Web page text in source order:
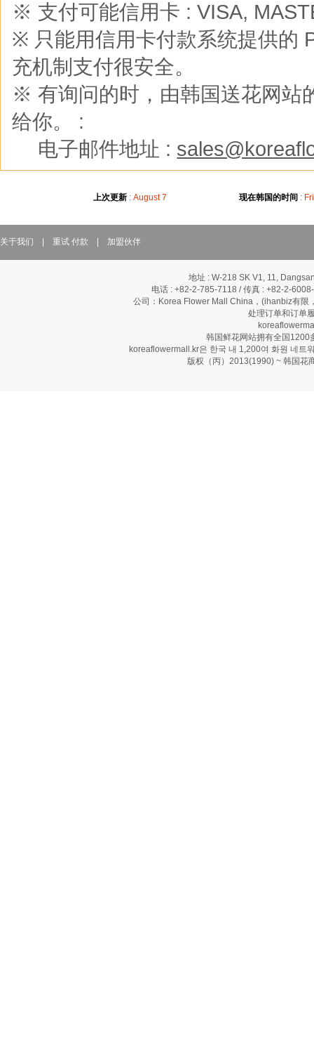
※ 支付可能信用卡 : VISA,
※ 只能用信用卡付款系统提供的
充机制支付很安全。
※ 有询问的时，由韩国送花网站
给你。 :
电子邮件地址 :
上次更新 : August 7 现在韩国的时间 :
关于我们 重试 付款 加盟伙伴
地址 : W-218 SK V1, 11,
电话 : +82-2-785-7118 / 传真 : +82-2-
公司：Korea Flower Mall China，(ihanbiz有限
处理订单和订单
韩国鲜花网站拥有全国1200
koreaflowermall.kr은 한국 내 1,200여 화원 네트
版权（丙）2013(1990) ~ 韩国花